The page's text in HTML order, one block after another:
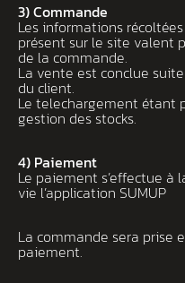
3) Commande
Les informations
présent sur le site valent
de la commande.
La vente est conclue
du client.
Le telechargement étant
gestion des stocks.
4) Paiement
Le paiement s’effectue à
vie l’application SUMUP
La commande sera prise
paiement.